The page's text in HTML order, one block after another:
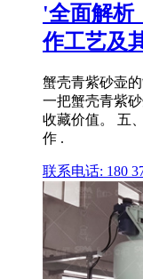
'全面解析
作工艺及
蟹壳青紫砂壶
一把蟹壳青紫
收藏价值。 五
作 .
联系电话: 180